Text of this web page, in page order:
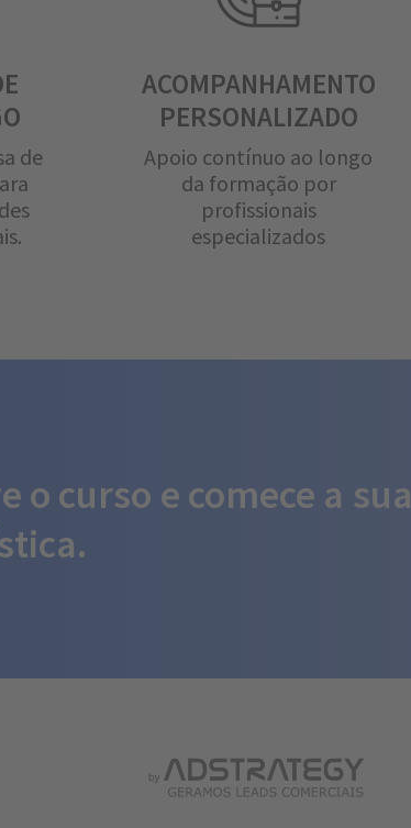
de
ACOMPANHAMENTO
PERSONALIZADO
Apoio contínuo ao longo
da formação por
profissionais
especializados
curso e comece a sua